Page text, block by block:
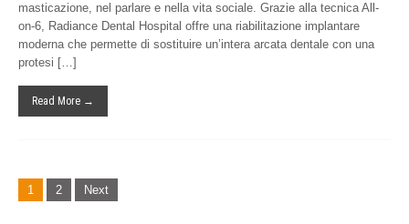
masticazione, nel parlare e nella vita sociale. Grazie alla tecnica All-
on-6, Radiance Dental Hospital offre una riabilitazione implantare
moderna che permette di sostituire un’intera arcata dentale con una
protesi […]
Read More →
Posts
navigation
1 2 Next